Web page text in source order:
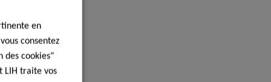
en
consentez
des cookies"
LIH traite vos